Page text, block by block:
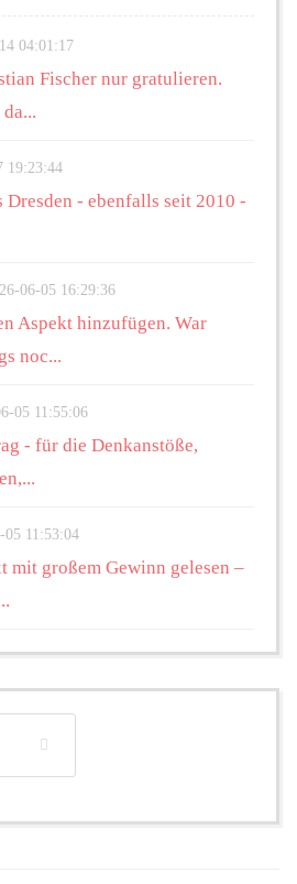
04:01:17
Fischer nur gratulieren.
19:23:44
- ebenfalls seit 2010 -
06-05 16:29:36
Aspekt hinzufügen. War
noc...
05 11:55:06
- für die Denkanstöße,
05 11:53:04
mit großem Gewinn gelesen –